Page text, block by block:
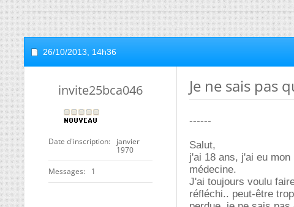
26/10/2013, 14h36
invite25bca046
Date d'inscription
janvier
1970
Messages 1
Je ne sais pas
------
Salut,
j'ai 18 ans, j'ai eu
médecine.
J'ai toujours voulu
réfléchi.. peut-être